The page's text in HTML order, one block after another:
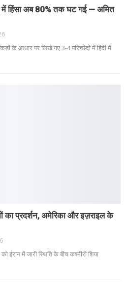
में हिंसा अब 80% तक घट गई — अमित
के आधार पर लिखे गए 3-4 परिच्छेदों में हिंदी में
का प्रदर्शन, अमेरिका और इज़राइल के
में जारी स्थिति के बीच कश्मीरी शिया